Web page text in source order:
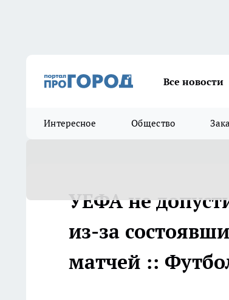
Все новости
Интересное Общество
УЕФА не
из-за
матчей ::